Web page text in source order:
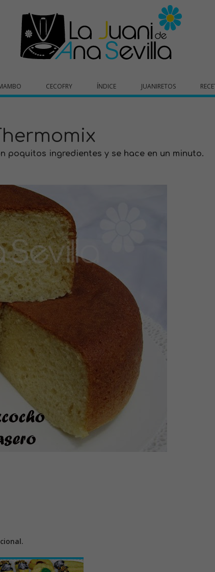
CECOFRY ÍNDICE JUANIRETOS
poquitos ingredientes y se hace en un minuto.